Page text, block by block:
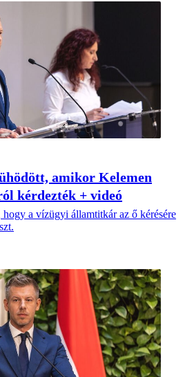
amikor Kelemen
kérdezték + videó
a vízügyi államtitkár az ő kérésére